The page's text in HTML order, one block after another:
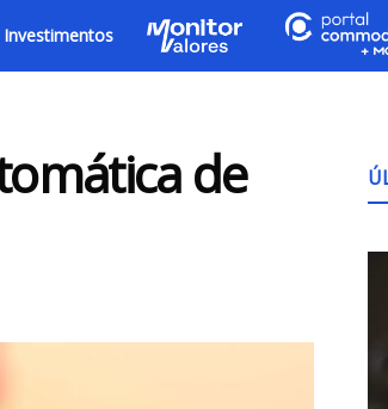
Investimentos
de